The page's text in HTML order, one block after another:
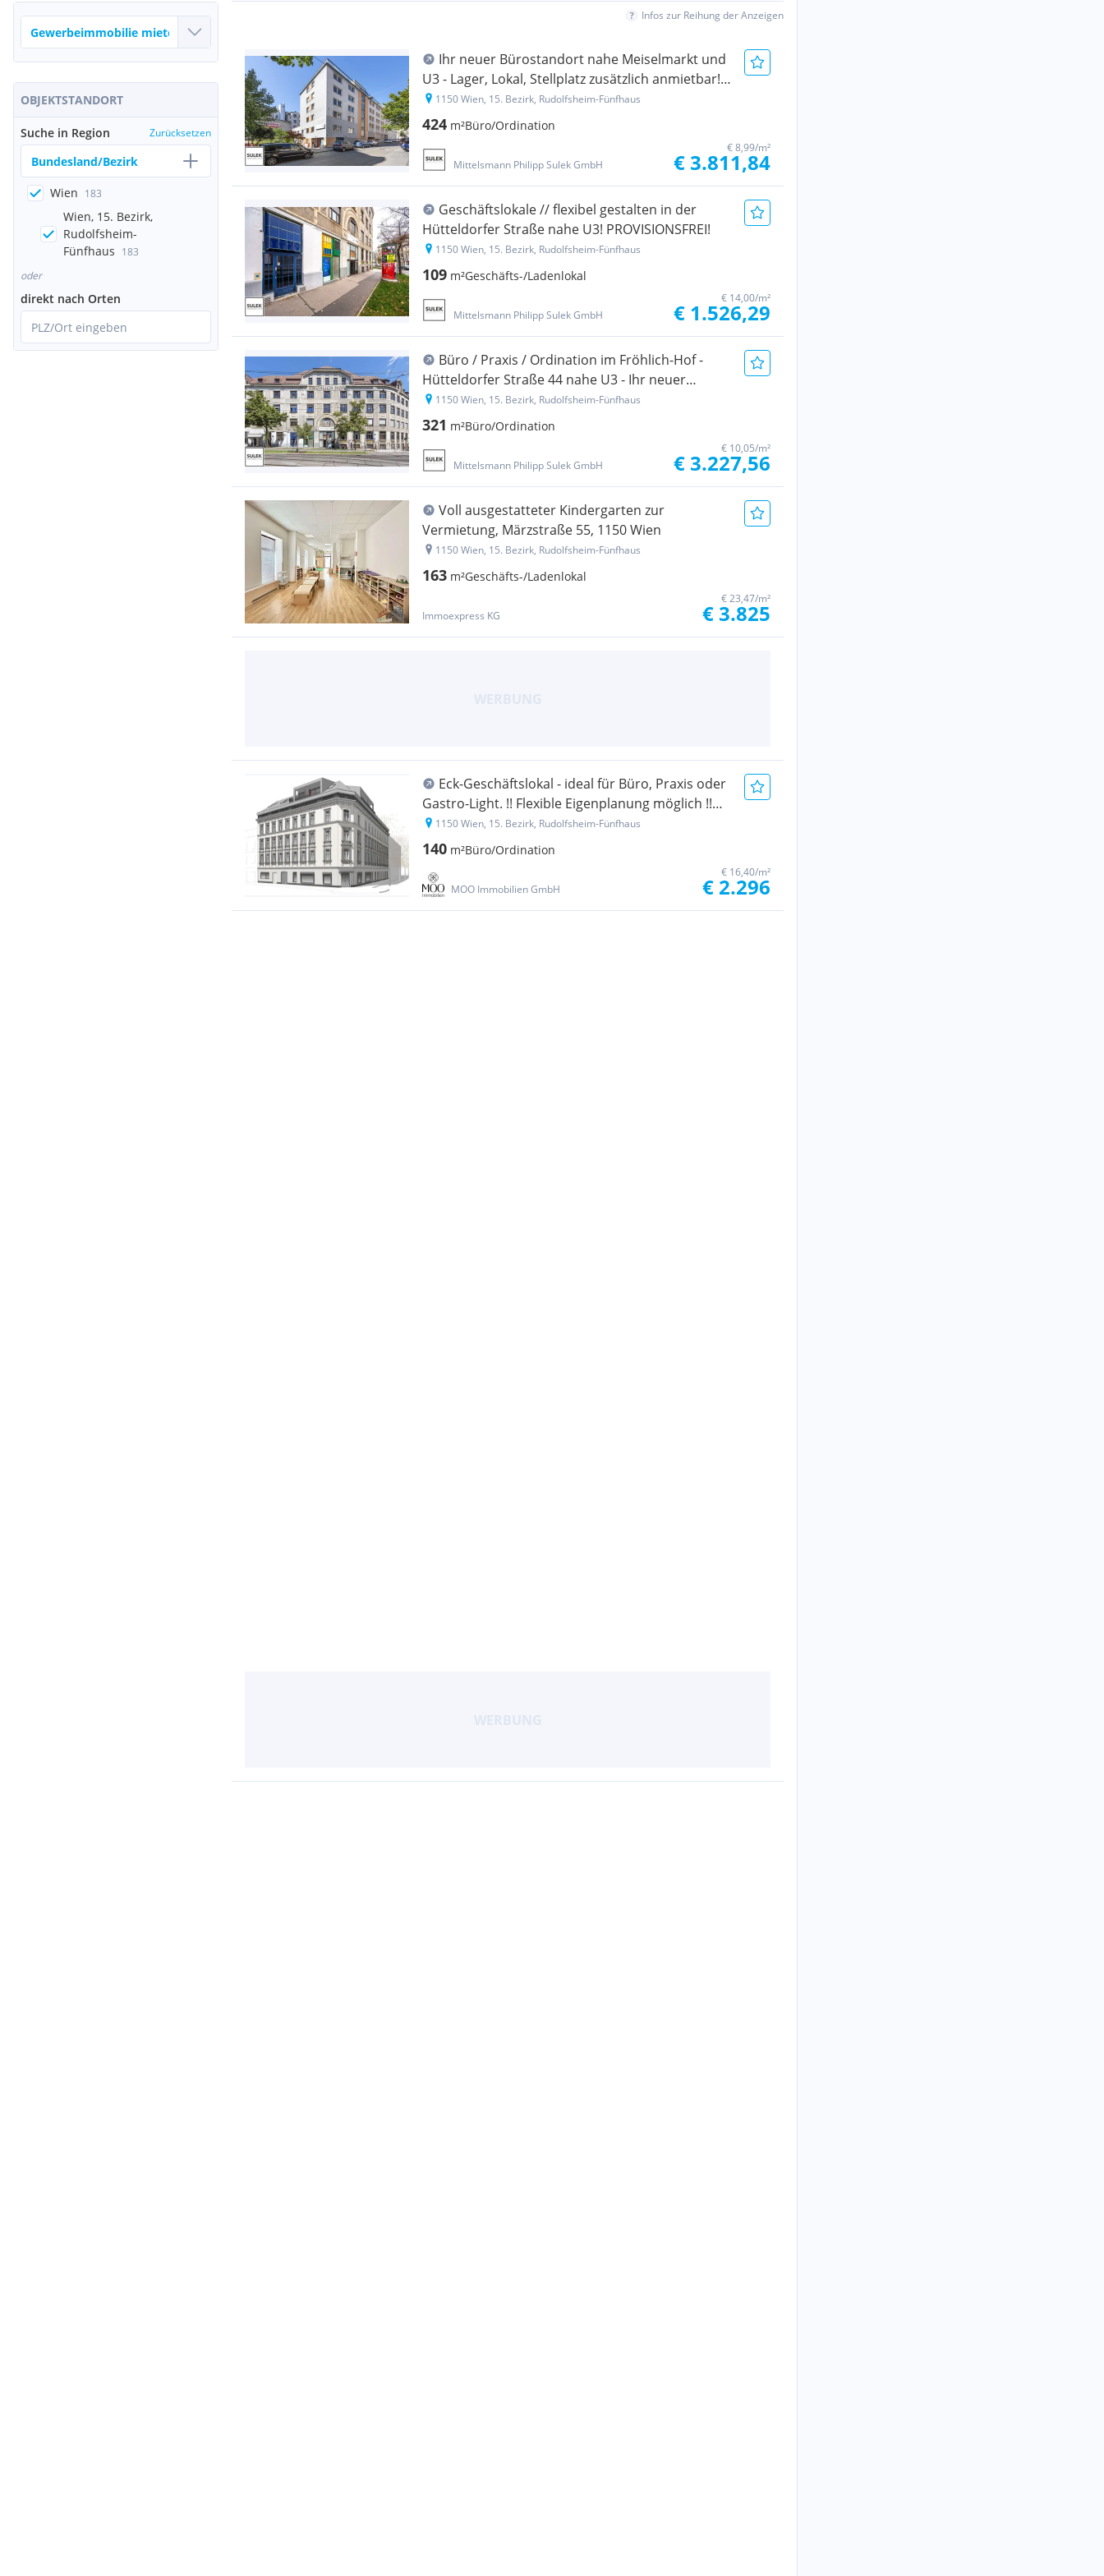
OBJEKTSTANDORT
Suche in Region Zurücksetzen
Bundesland/Bezirk
Wien 183
Wien, 15. Bezirk,
Rudolfsheim-
Fünfhaus 183
oder
direkt nach Orten
PLZ/Ort eingeben
Infos zur Reihung der Anzeigen
Ihr neuer Bürostandort nahe Meiselmarkt und
U3 - Lager, Lokal, Stellplatz zusätzlich anmietbar!
PROVISIONSFREI!
1150 Wien, 15. Bezirk, Rudolfsheim-Fünfhaus
424 m²Büro/Ordination
Mittelsmann Philipp Sulek GmbH
€ 8,99/m²
€ 3.811,84
Geschäftslokale // flexibel gestalten in der
Hütteldorfer Straße nahe U3! PROVISIONSFREI!
1150 Wien, 15. Bezirk, Rudolfsheim-Fünfhaus
109 m²Geschäfts-/Ladenlokal
Mittelsmann Philipp Sulek GmbH
€ 14,00/m²
€ 1.526,29
Büro / Praxis / Ordination im Fröhlich-Hof -
Hütteldorfer Straße 44 nahe U3 - Ihr neuer
Standort! PROVISIONSFREI!
1150 Wien, 15. Bezirk, Rudolfsheim-Fünfhaus
321 m²Büro/Ordination
Mittelsmann Philipp Sulek GmbH
€ 10,05/m²
€ 3.227,56
Voll ausgestatteter Kindergarten zur
Vermietung, Märzstraße 55, 1150 Wien
1150 Wien, 15. Bezirk, Rudolfsheim-Fünfhaus
163 m²Geschäfts-/Ladenlokal
Immoexpress KG
€ 23,47/m²
€ 3.825
Eck-Geschäftslokal - ideal für Büro, Praxis oder
Gastro-Light. !! Flexible Eigenplanung möglich !!
keine Ablöse!
1150 Wien, 15. Bezirk, Rudolfsheim-Fünfhaus
140 m²Büro/Ordination
MOO Immobilien GmbH
€ 16,40/m²
€ 2.296